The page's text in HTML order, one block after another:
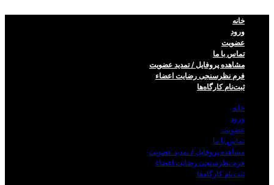
خانه
ورود
عضویت
تماس با ما
مشاهده پروفایل / تمدید عضویت
فرم نظر‌سنجی رضایت اعضاء
ثبت‌نام کارگاه‌ها
خانه
ورود
عضویت
تماس با ما
مشاهده پروفایل / تمدید عضویت
فرم نظر‌سنجی رضایت اعضاء
ثبت‌نام کارگاه‌ها